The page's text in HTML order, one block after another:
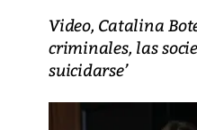
Video, Catalina
criminales, las
suicidarse’